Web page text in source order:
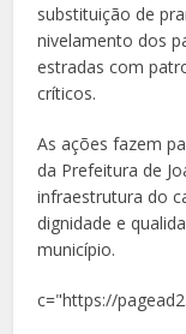
substituição de
nivelamento dos
estradas com
críticos.
As ações fazem
da Prefeitura de
infraestrutura do
dignidade e
município.
c="https://